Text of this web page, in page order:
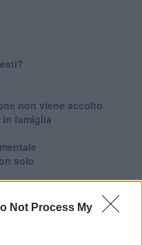
Not Process My
non viene accolto
in famiglia
solo